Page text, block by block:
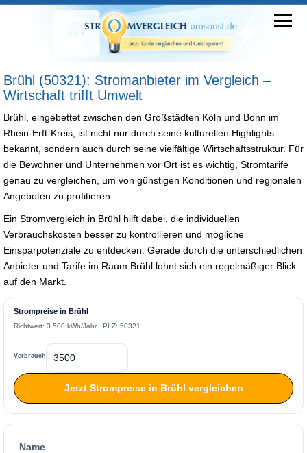
Brühl (50321): Stromanbieter im Vergleich –
Wirtschaft trifft Umwelt
Brühl, eingebettet zwischen den Großstädten Köln und Bonn im
Rhein-Erft-Kreis, ist nicht nur durch seine kulturellen Highlights
bekannt, sondern auch durch seine vielfältige Wirtschaftsstruktur. Für
die Bewohner und Unternehmen vor Ort ist es wichtig, Stromtarife
genau zu vergleichen, um von günstigen Konditionen und regionalen
Angeboten zu profitieren.
Ein Stromvergleich in Brühl hilft dabei, die individuellen
Verbrauchskosten besser zu kontrollieren und mögliche
Einsparpotenziale zu entdecken. Gerade durch die unterschiedlichen
Anbieter und Tarife im Raum Brühl lohnt sich ein regelmäßiger Blick
auf den Markt.
Strompreise in Brühl
Richtwert: 3.500 kWh/Jahr · PLZ: 50321
Verbrauch
Jetzt Strompreise in Brühl vergleichen
Name